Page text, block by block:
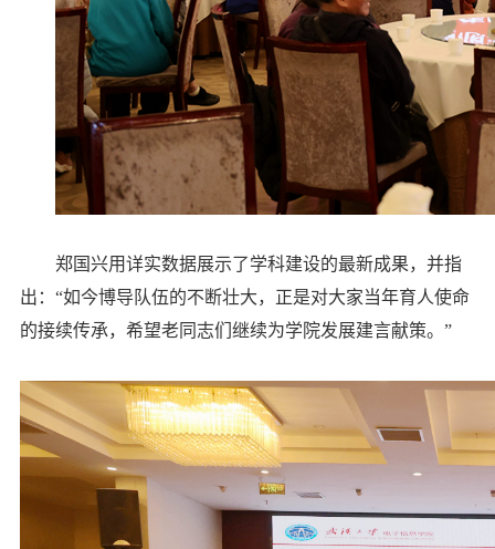
郑国兴用详实数据展示了学科建设的最新成果，并指
出：“如今博导队伍的不断壮大，正是对大家当年育人使命
的接续传承，希望老同志们继续为学院发展建言献策。”